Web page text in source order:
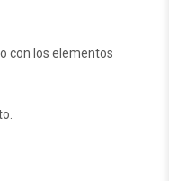
con los elementos